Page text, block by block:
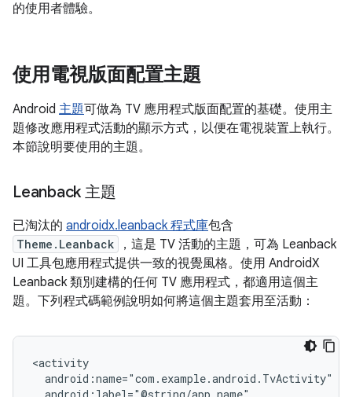
的使用者體驗。
使用電視版面配置主題
Android 主題可做為 TV 應用程式版面配置的基礎。使用主
題修改應用程式活動的顯示方式，以便在電視裝置上執行。
本節說明要使用的主題。
Leanback 主題
已淘汰的 androidx.leanback 程式庫包含
Theme.Leanback
，這是 TV 活動的主題，可為 Leanback
UI 工具包應用程式提供一致的視覺風格。使用 AndroidX
Leanback 類別建構的任何 TV 應用程式，都適用這個主
題。下列程式碼範例說明如何將這個主題套用至活動：